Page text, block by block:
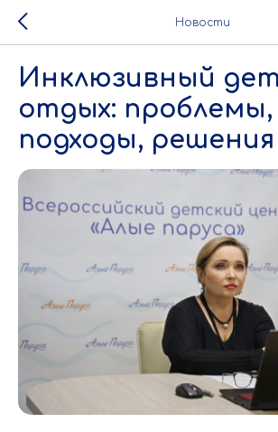
Новости
Инклюзивный
отдых: проблемы,
подходы, решения